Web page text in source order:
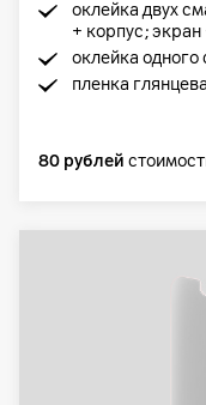
оклейка двух
+ корпус;
оклейка
пленка
80 рублей